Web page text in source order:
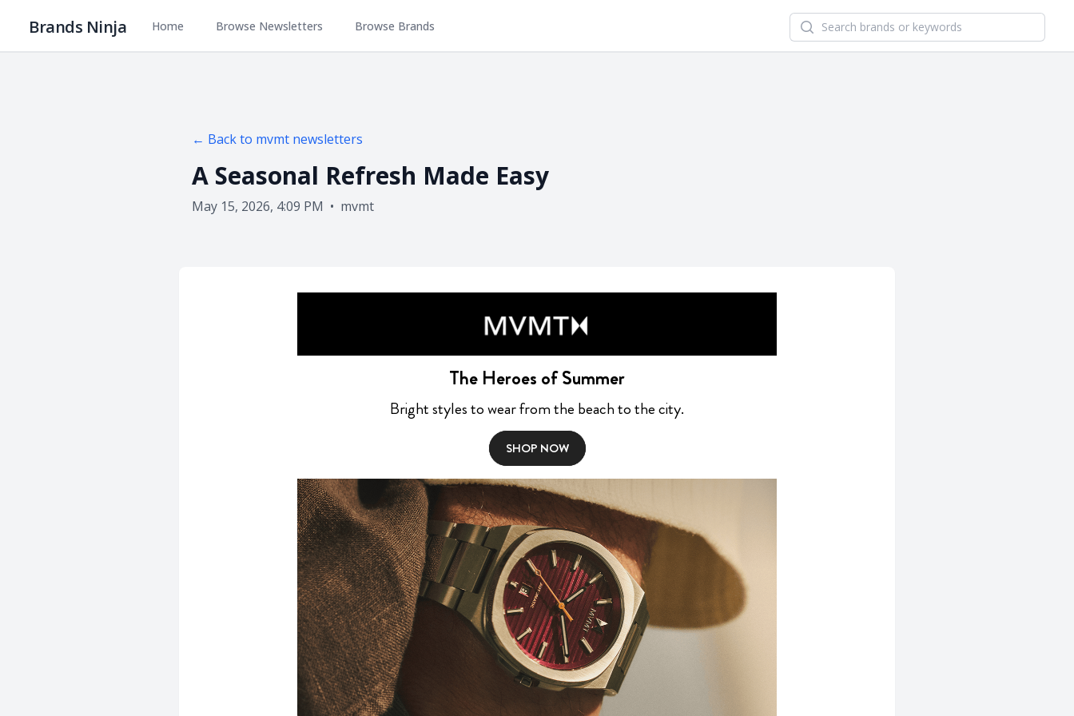
Brands Ninja Home Browse Newsletters Browse Brands Search newsletters and brands
← Back to mvmt newsletters
A Seasonal Refresh Made Easy
May 15, 2026, 4:09 PM • mvmt
The Heroes of Summer
Bright styles to wear from the beach to the city.
SHOP NOW